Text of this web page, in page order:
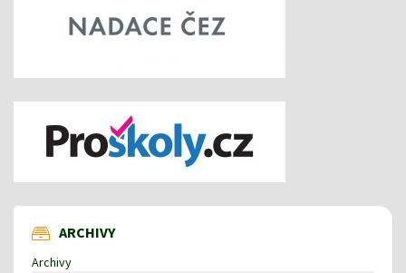
ARCHIVY
Archivy